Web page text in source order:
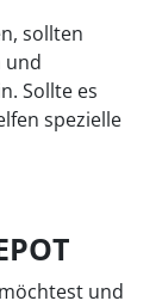
sollten
und
Sollte es
spezielle
und